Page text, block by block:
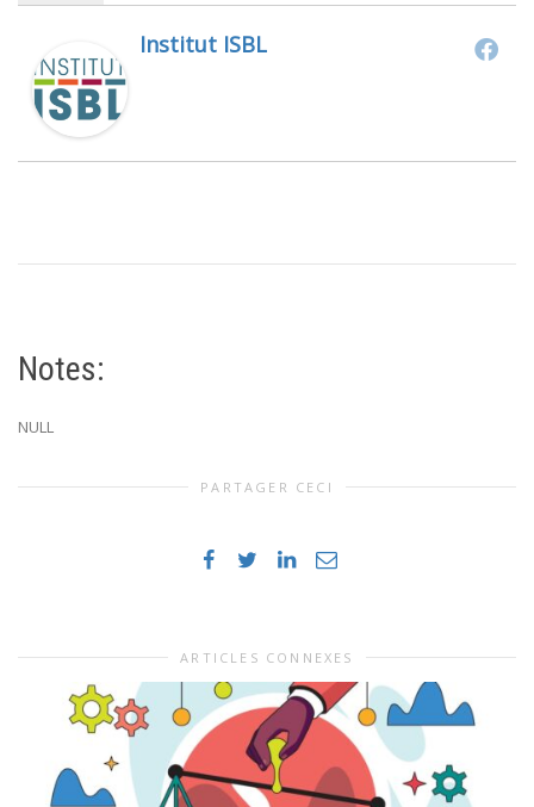
Institut ISBL
Notes:
NULL
PARTAGER CECI
ARTICLES CONNEXES